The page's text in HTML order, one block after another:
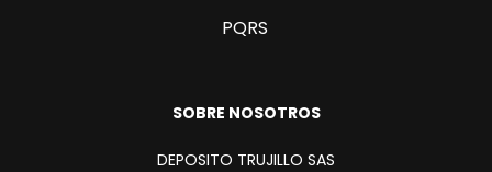
PQRS
SOBRE NOSOTROS
DEPOSITO TRUJILLO SAS